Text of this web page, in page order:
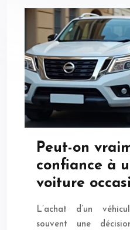
Peut-on
confiance à
voiture
L’achat d’un
souvent une